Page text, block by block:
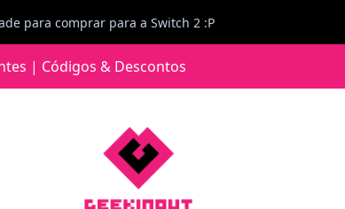
para comprar para a Switch 2 :P
| Códigos & Descontos